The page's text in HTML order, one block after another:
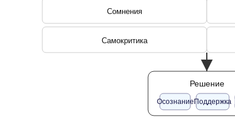
Сомнения
Самокритика
Решение
ОсознаниеПоддержка